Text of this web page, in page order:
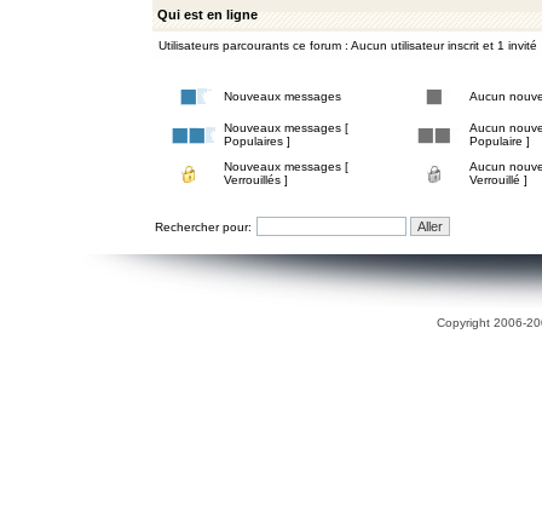
Qui est en ligne
Utilisateurs parcourants ce forum : Aucun utilisateur inscrit et 1 invité
Nouveaux messages Aucun
Nouveaux messages [
Populaires ]
Aucun
Populaire ]
Nouveaux messages [
Verrouillés ]
Aucun
Verrouillé ]
Rechercher pour:
Copyright 2006-